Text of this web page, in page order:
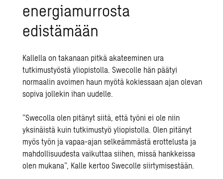
energiamurrosta
edistämään
Kallella on takanaan pitkä akateeminen ura
tutkimustyöstä yliopistolla. Swecolle hän päätyi
normaalin avoimen haun myötä kokiessaan ajan olevan
sopiva jollekin ihan uudelle.
”Swecolla olen pitänyt siitä, että työni ei ole niin
yksinäistä kuin tutkimustyö yliopistolla. Olen pitänyt
myös työn ja vapaa-ajan selkeämmästä erottelusta ja
mahdollisuudesta vaikuttaa siihen, missä hankkeissa
olen mukana”, Kalle kertoo Swecolle siirtymisestään.